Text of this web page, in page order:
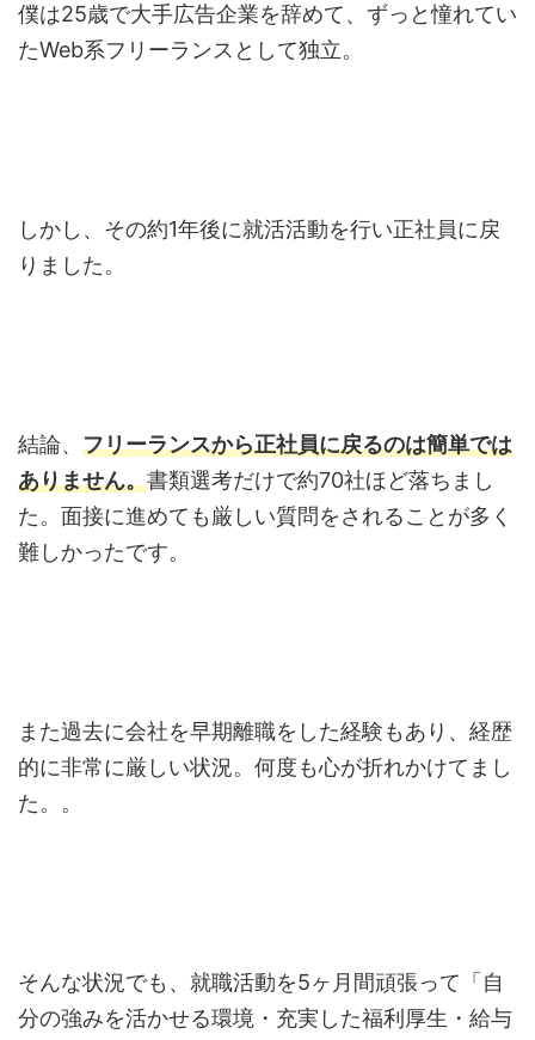
僕は25歳で大手広告企業を辞めて、ずっと憧れてい
たWeb系フリーランスとして独立。
しかし、その約1年後に就活活動を行い正社員に戻
りました。
結論、 フリーランスから正社員に戻るのは簡単では
ありません。書類選考だけで約70社ほど落ちまし
た。面接に進めても厳しい質問をされることが多く
難しかったです。
また過去に会社を早期離職をした経験もあり、経歴
的に非常に厳しい状況。何度も心が折れかけてまし
た。。
そんな状況でも、就職活動を5ヶ月間頑張って「自
分の強みを活かせる環境・充実した福利厚生・給与